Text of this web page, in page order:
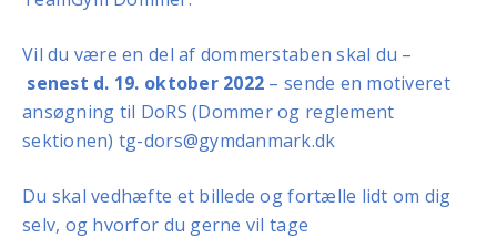
Vil du være en del af dommerstaben skal du –
senest d. 19. oktober 2022 – sende en motiveret
ansøgning til DoRS (Dommer og reglement
sektionen) tg-dors@gymdanmark.dk
Du skal vedhæfte et billede og fortælle lidt om dig
selv, og hvorfor du gerne vil tage